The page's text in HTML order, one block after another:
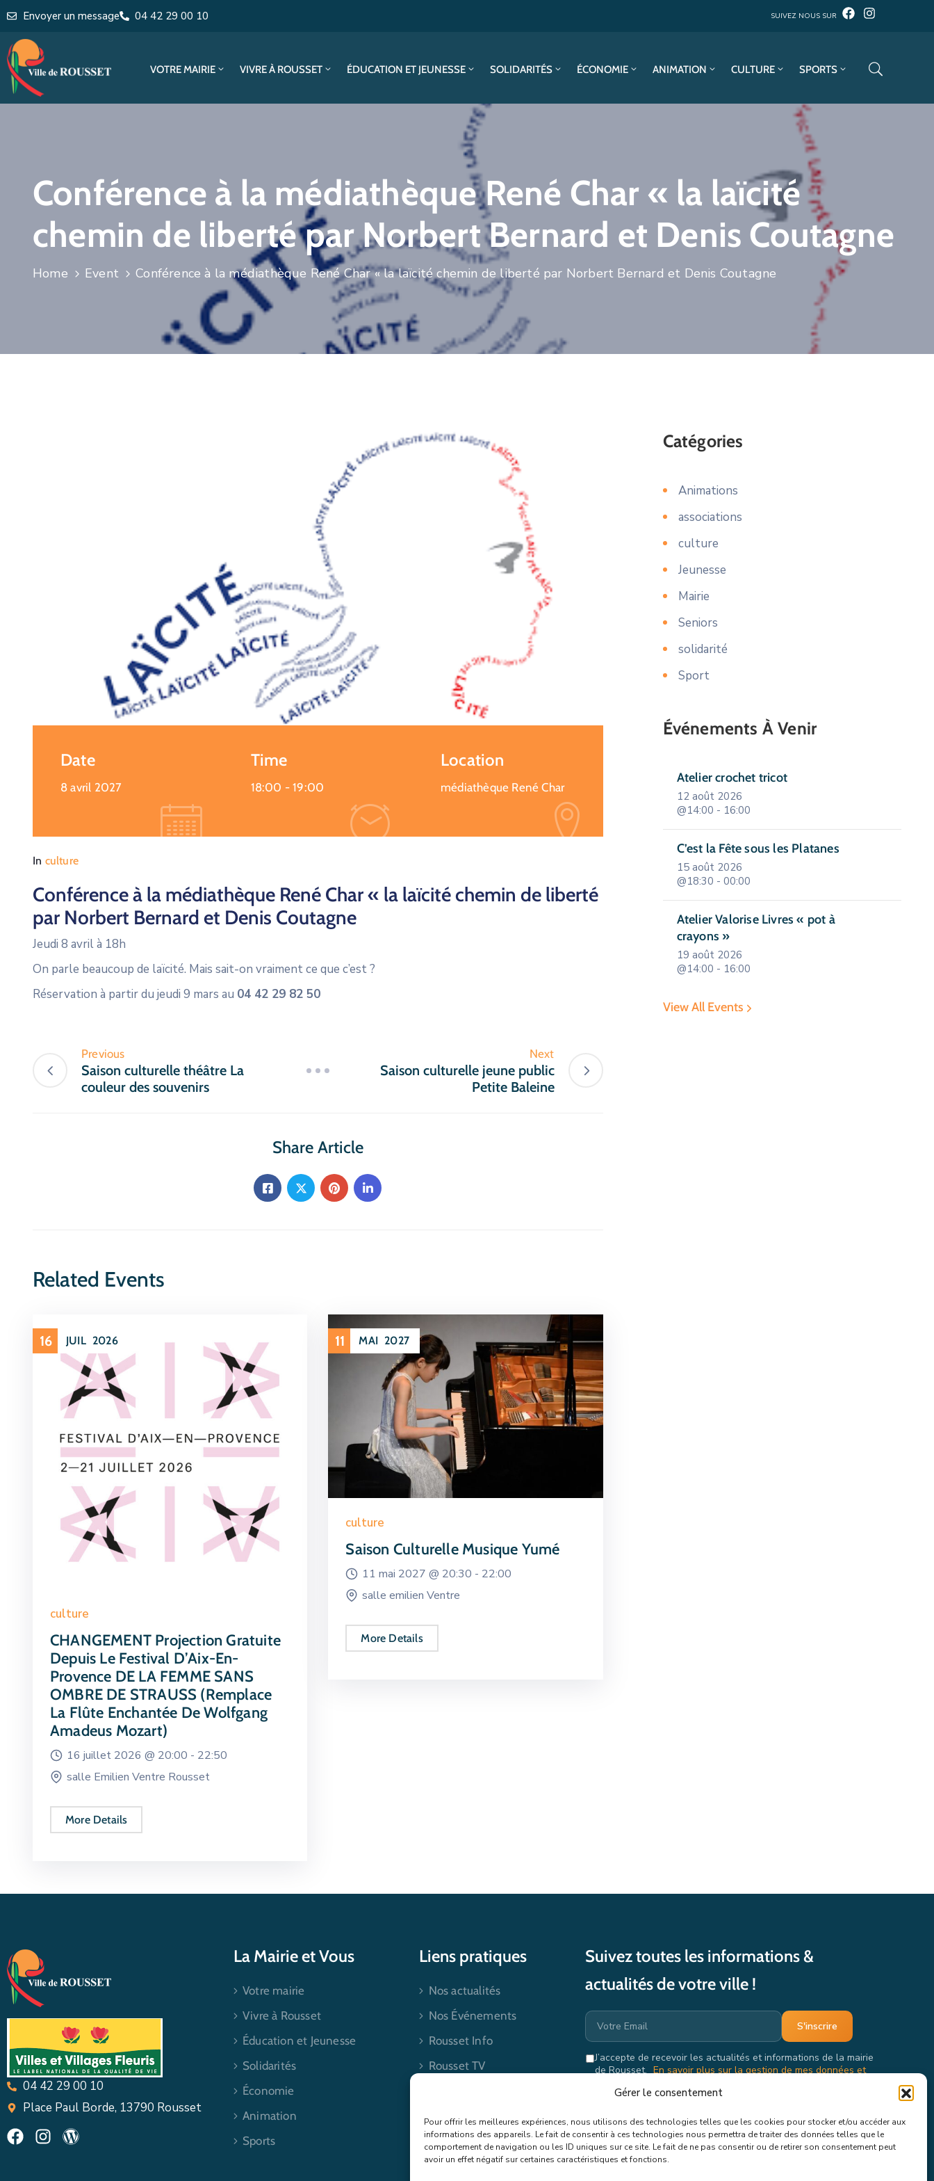
Gérer le consentement
Pour offrir les meilleures expériences, nous utilisons des technologies telles que les cookies pour stocker et/ou accéder aux
informations des appareils. Le fait de consentir à ces technologies nous permettra de traiter des données telles que le
comportement de navigation ou les ID uniques sur ce site. Le fait de ne pas consentir ou de retirer son consentement peut
avoir un effet négatif sur certaines caractéristiques et fonctions.
Envoyer un message 04 42 29 00 10 SUIVEZ NOUS SUR
VOTRE MAIRIE VIVRE À ROUSSET ÉDUCATION ET JEUNESSE SOLIDARITÉS ÉCONOMIE ANIMATION CULTURE SPORTS
Conférence à la médiathèque René Char « la laïcité
chemin de liberté par Norbert Bernard et Denis Coutagne
Home Event Conférence à la médiathèque René Char « la laïcité chemin de liberté par Norbert Bernard et Denis Coutagne
Date
8 avril 2027
Time
18:00 -19:00
Location
médiathèque René Char
In culture
Conférence à la médiathèque René Char « la laïcité chemin de liberté
par Norbert Bernard et Denis Coutagne
Jeudi 8 avril à 18h
On parle beaucoup de laïcité. Mais sait-on vraiment ce que c’est ?
Réservation à partir du jeudi 9 mars au 04 42 29 82 50
Previous
Saison culturelle théâtre La
couleur des souvenirs
Next
Saison culturelle jeune public
Petite Baleine
Share Article
Related Events
16 JUIL 2026
culture
CHANGEMENT Projection Gratuite
Depuis Le Festival D’Aix-En-
Provence DE LA FEMME SANS
OMBRE DE STRAUSS (remplace
La Flûte Enchantée De Wolfgang
Amadeus Mozart)
16 juillet 2026 @ 20:00 - 22:50
salle Emilien Ventre Rousset
More Details
11 MAI 2027
culture
Saison Culturelle Musique Yumé
11 mai 2027 @ 20:30 - 22:00
salle emilien Ventre
More Details
Catégories
Animations
associations
culture
Jeunesse
Mairie
Seniors
solidarité
Sport
Événements À Venir
Atelier crochet tricot
12 août 2026
@14:00 - 16:00
C’est la Fête sous les Platanes
15 août 2026
@18:30 - 00:00
Atelier Valorise Livres « pot à
crayons »
19 août 2026
@14:00 - 16:00
View All Events
04 42 29 00 10
Place Paul Borde, 13790 Rousset
La Mairie et Vous
Votre mairie
Vivre à Rousset
Éducation et Jeunesse
Solidarités
Économie
Animation
Sports
Liens pratiques
Nos actualités
Nos Événements
Rousset Info
Rousset TV
Suivez toutes les informations &
actualités de votre ville !
J’accepte de recevoir les actualités et informations de la mairie
de Rousset. En savoir plus sur la gestion de mes données et